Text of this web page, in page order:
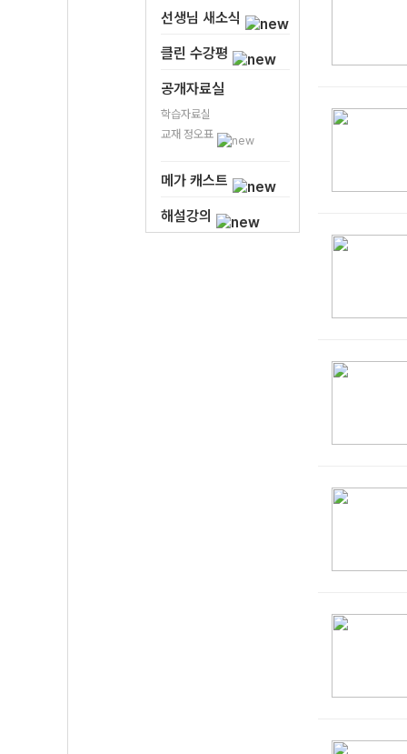
선생님 새소식
클린 수강평
공개자료실
학습자료실
교재 정오표
메가 캐스트
해설강의